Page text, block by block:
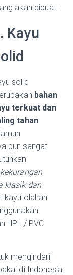
akan dibuat :
Kayu
solid
bahan
terkuat dan
tahan
pun sangat
klasik dan
kayu olahan
HPL / PVC
mengindari
di Indonesia